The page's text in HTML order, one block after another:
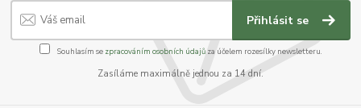
Přihlásit se
Souhlasím se zpracováním osobních údajůza účelem rozesílky newsletteru.
Zasíláme maximálně jednou za 14 dní.